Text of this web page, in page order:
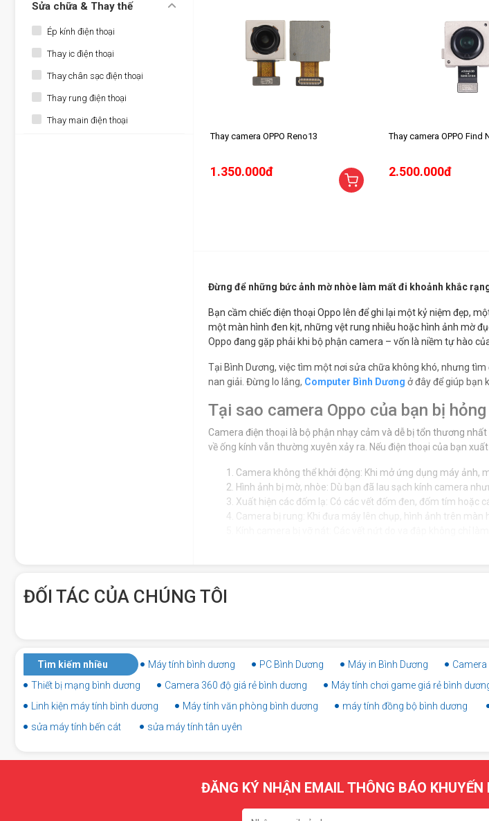
Sửa chữa & Thay thế
Ép kính điện thoại
Thay ic điện thoại
Thay chân sạc điện thoại
Thay rung điện thoại
Thay main điện thoại
Thay camera OPPO Reno13
1.350.000đ
Thay camera OPPO Find
2.500.000đ
Đừng để những bức ảnh mờ nhòe làm mất đi khoảnh khắc
Bạn cầm chiếc điện thoại Oppo lên để ghi lại một kỷ niệm đẹp,
một màn hình đen kịt, những vệt rung nhiễu hoặc hình ảnh mờ
Oppo đang gặp phải khi bộ phận camera – vốn là niềm tự hào
Tại Bình Dương, việc tìm một nơi sửa chữa không khó, nhưng
nan giải. Đừng lo lắng, Computer Bình Dương ở đây để giúp bạn
Tại sao camera Oppo của bạn bị
Camera điện thoại là bộ phận nhạy cảm và dễ bị tổn thương
về ống kính vẫn thường xuyên xảy ra. Nếu điện thoại của bạn
Camera không thể khởi động: Khi mở ứng dụng máy ảnh,
Hình ảnh bị mờ, nhòe: Dù bạn đã lau sạch kính camera
Xuất hiện các đốm lạ: Có các vết đốm đen, đốm tím hoặc
Camera bị rung: Khi đưa máy lên chụp, hình ảnh trên
ĐỐI TÁC CỦA CHÚNG TÔI
Tìm kiếm nhiều Máy tính bình dương PC Bình Dương Máy in Bình Dương Camera
Thiết bị mạng bình dương
Camera 360 độ giá rẻ bình dương Máy tính chơi game giá rẻ bình
Linh kiện máy tính bình dương
Máy tính văn phòng bình dương máy tính đồng bộ bình dương
sửa máy tính bến cát
sửa máy tính tân uyên
ĐĂNG KÝ NHẬN EMAIL THÔNG BÁO